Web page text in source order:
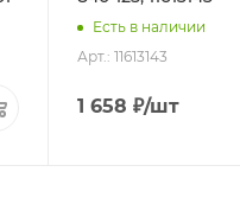
Есть в наличии
Арт.: 11613143
1 658 ₽/шт